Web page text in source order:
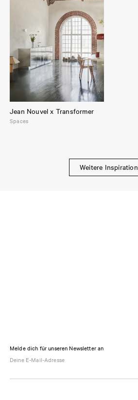
Jean Nouvel x Transformer
Spaces
Weitere Inspiration
Melde dich für unseren Newsletter an